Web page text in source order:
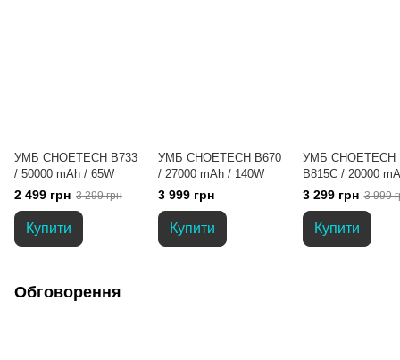
УМБ CHOETECH B733
/ 50000 mAh / 65W
2 499 грн 3 299 грн
Купити
УМБ CHOETECH B670
/ 27000 mAh / 140W
3 999 грн
Купити
УМБ CHOETECH
B815C / 20000
130W
3 299 грн 3 999
Купити
Обговорення